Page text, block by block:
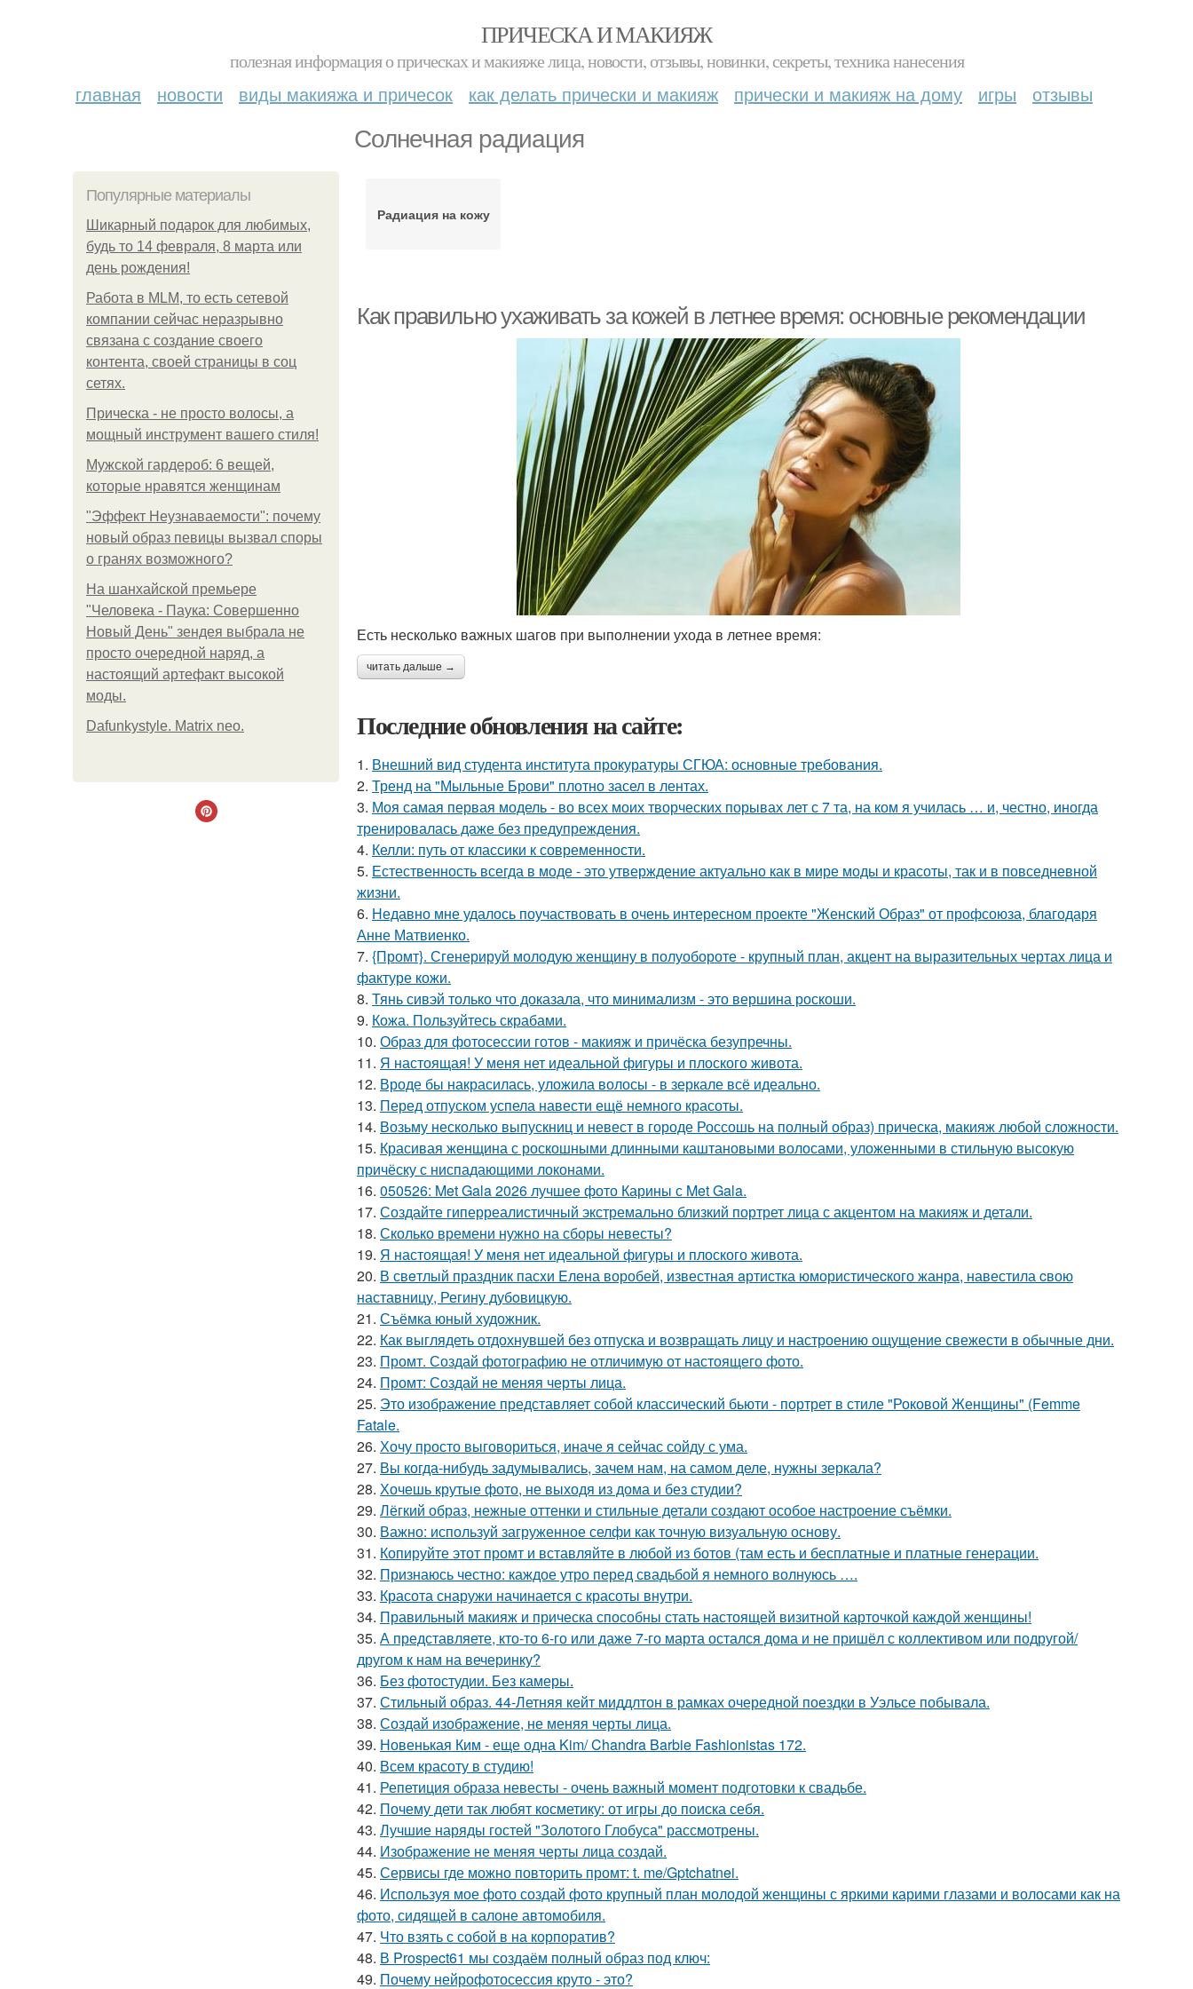
ПРИЧЕСКА И МАКИЯЖ
полезная информация о прическах и макияже лица, новости, отзывы, новинки, секреты, техника нанесения
главная новости виды макияжа и причесок как делать прически и макияж прически и макияж на дому игры отзывы
Солнечная радиация
Популярные материалы
Шикарный подарок для любимых,
будь то 14 февраля, 8 марта или
день рождения!
Работа в MLM, то есть сетевой
компании сейчас неразрывно
связана с создание своего
контента, своей страницы в соц
сетях.
Прическа - не просто волосы, а
мощный инструмент вашего стиля!
Мужской гардероб: 6 вещей,
которые нравятся женщинам
"Эффект Неузнаваемости": почему
новый образ певицы вызвал споры
о гранях возможного?
На шанхайской премьере
"Человека - Паука: Совершенно
Новый День" зендея выбрала не
просто очередной наряд, а
настоящий артефакт высокой
моды.
Dafunkystyle. Matrix neo.
Радиация на кожу
Как правильно ухаживать за кожей в летнее время: основные рекомендации
Есть несколько важных шагов при выполнении ухода в летнее время:
читать дальше →
Последние обновления на сайте:
1. Внешний вид студента института прокуратуры СГЮА: основные требования.
2. Тренд на "Мыльные Брови" плотно засел в лентах.
3. Моя самая первая модель - во всех моих творческих порывах лет с 7 та, на ком я училась … и, честно, иногда
тренировалась даже без предупреждения.
4. Келли: путь от классики к современности.
5. Естественность всегда в моде - это утверждение актуально как в мире моды и красоты, так и в повседневной
жизни.
6. Недавно мне удалось поучаствовать в очень интересном проекте "Женский Образ" от профсоюза, благодаря
Анне Матвиенко.
7. {Промт}. Сгенерируй молодую женщину в полуобороте - крупный план, акцент на выразительных чертах лица и
фактуре кожи.
8. Тянь сивэй только что доказала, что минимализм - это вершина роскоши.
9. Кожа. Пользуйтесь скрабами.
10. Образ для фотосессии готов - макияж и причёска безупречны.
11. Я настоящая! У меня нет идеальной фигуры и плоского живота.
12. Вроде бы накрасилась, уложила волосы - в зеркале всё идеально.
13. Перед отпуском успела навести ещё немного красоты.
14. Возьму несколько выпускниц и невест в городе Россошь на полный образ) прическа, макияж любой сложности.
15. Красивая женщина с роскошными длинными каштановыми волосами, уложенными в стильную высокую
причёску с ниспадающими локонами.
16. 050526: Met Gala 2026 лучшее фото Карины с Met Gala.
17. Создайте гиперреалистичный экстремально близкий портрет лица с акцентом на макияж и детали.
18. Сколько времени нужно на сборы невесты?
19. Я настоящая! У меня нет идеальной фигуры и плоского живота.
20. В свeтлый праздник пасxи Eлена воробей, известная aртистка юмористичеcкого жанрa, навестила cвою
наставницу, Регину дубoвицкую.
21. Съёмка юный художник.
22. Как выглядеть отдохнувшей без отпуска и возвращать лицу и настроению ощущение свежести в обычные дни.
23. Промт. Создай фотографию не отличимую от настоящего фото.
24. Промт: Создай не меняя черты лица.
25. Это изображение представляет собой классический бьюти - портрет в стиле "Роковой Женщины" (Femme
Fatale.
26. Хочу просто выговориться, иначе я сейчас сойду с ума.
27. Вы когда-нибудь задумывались, зачем нам, на самом деле, нужны зеркала?
28. Хочешь крутые фото, не выходя из дома и без студии?
29. Лёгкий образ, нежные оттенки и стильные детали создают особое настроение съёмки.
30. Важно: используй загруженное селфи как точную визуальную основу.
31. Копируйте этот промт и вставляйте в любой из ботов (там есть и бесплатные и платные генерации.
32. Признаюсь честно: каждое утро перед свадьбой я немного волнуюсь ….
33. Красота снаружи начинается с красоты внутри.
34. Правильный макияж и прическа способны стать настоящей визитной карточкой каждой женщины!
35. А представляете, кто-то 6-го или даже 7-го марта остался дома и не пришёл с коллективом или подругой/
другом к нам на вечеринку?
36. Без фотостудии. Без камеры.
37. Стильный образ. 44-Летняя кейт миддлтон в рамках очередной поездки в Уэльсе побывала.
38. Создай изображение, не меняя черты лица.
39. Новенькая Ким - еще одна Kim/ Chandra Barbie Fashionistas 172.
40. Всем красоту в студию!
41. Репетиция образа невесты - очень важный момент подготовки к свадьбе.
42. Почему дети так любят косметику: от игры до поиска себя.
43. Лучшие наряды гостей "Золотого Глобуса" рассмотрены.
44. Изображение не меняя черты лица создай.
45. Сервисы где можно повторить промт: t. me/Gptchatnei.
46. Используя мое фото создай фото крупный план молодой женщины с яркими карими глазами и волосами как на
фото, сидящей в салоне автомобиля.
47. Что взять с собой в на корпоратив?
48. В Prospect61 мы создаём полный образ под ключ:
49. Почему нейрофотосессия круто - это?